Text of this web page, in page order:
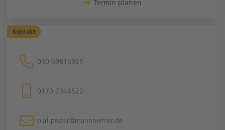
Termin planen
Kontakt
030 69815925
0170 7346522
olaf.pester@mannheimer.de